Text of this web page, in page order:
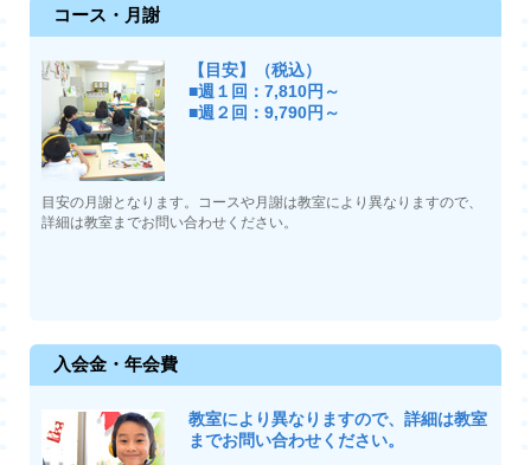
コース・月謝
【目安】（税込）
■週１回：7,810円～
■週２回：9,790円～
目安の月謝となります。コースや月謝は教室により異なりますので、
詳細は教室までお問い合わせください。
入会金・年会費
教室により異なりますので、詳細は教室
までお問い合わせください。